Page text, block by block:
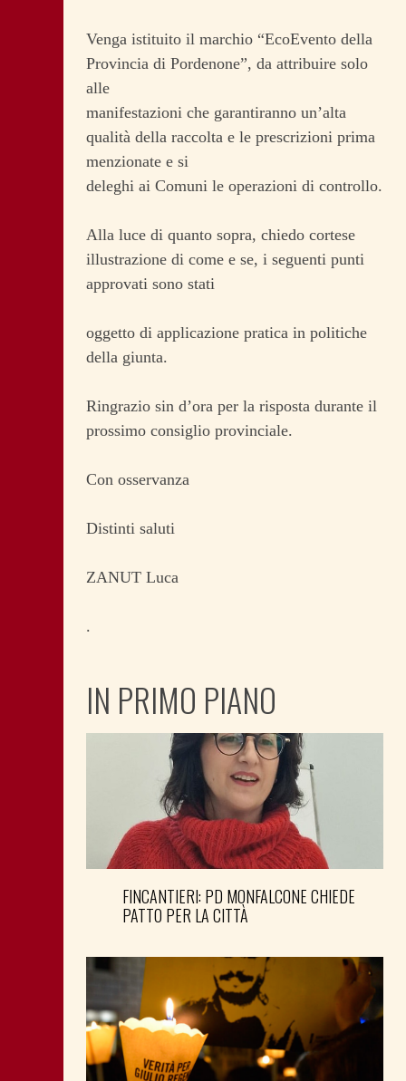
Venga istituito il marchio “EcoEvento della
Provincia di Pordenone”, da attribuire solo
alle
manifestazioni che garantiranno un’alta
qualità della raccolta e le prescrizioni prima
menzionate e si
deleghi ai Comuni le operazioni di controllo.
Alla luce di quanto sopra, chiedo cortese
illustrazione di come e se, i seguenti punti
approvati sono stati
oggetto di applicazione pratica in politiche
della giunta.
Ringrazio sin d’ora per la risposta durante il
prossimo consiglio provinciale.
Con osservanza
Distinti saluti
ZANUT Luca
.
IN PRIMO PIANO
FINCANTIERI: PD MONFALCONE CHIEDE
PATTO PER LA CITTÀ